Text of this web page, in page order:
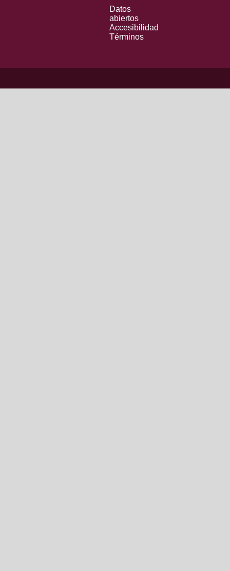
Datos
abiertos
Accesibilidad
Términos